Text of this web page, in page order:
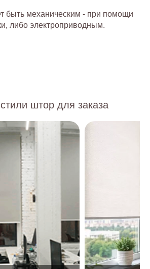
быть механическим - при помощи
либо электроприводным.
на створку окна, к стене
и более экономным вариантом.
с классическими или
кассетной системой, в
специальным коробом
створке окна, с помощью
бокам полотно прилегают к окну
и полностью блокирую свет.
вариант.
роллетных штор:
оконного проёма - вал в роли
над окном, также должен
5 см с каждой стороны от окна.
штор для заказа